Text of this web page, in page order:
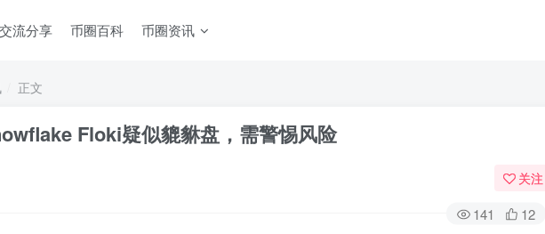
交流分享 币圈百科 币圈资讯
正文
Floki疑似貔貅盘，需警惕风险
关注
141 12